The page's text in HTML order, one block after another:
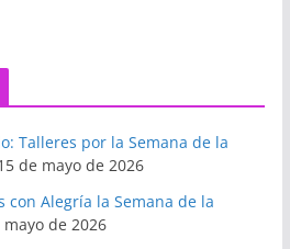
Talleres por la Semana de la
de mayo de 2026
con Alegría la Semana de la
mayo de 2026